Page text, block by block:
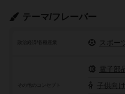
テーマ/フレーバー
政治経済/各種産業 スポー
その他のコンセプト
電子部
子供向